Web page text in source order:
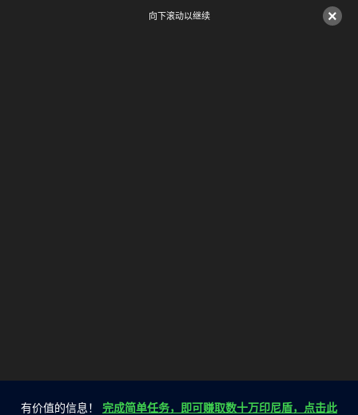
×
向下滚动以继续
有价值的信息！ 完成简单任务，即可赚取数十万印尼盾，点击此